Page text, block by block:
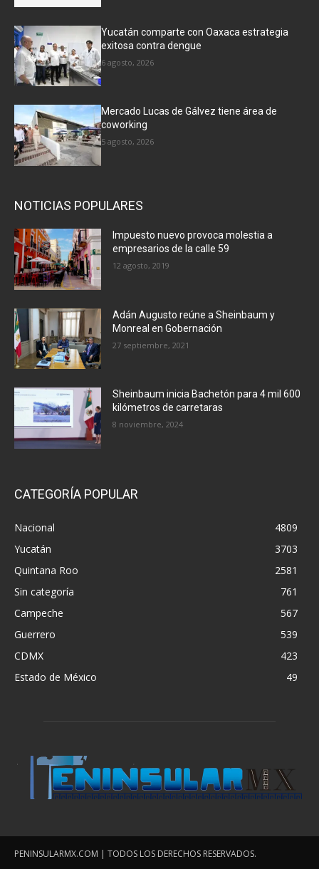
Yucatán comparte con Oaxaca estrategia
exitosa contra dengue
6 agosto, 2026
Mercado Lucas de Gálvez tiene área de
coworking
5 agosto, 2026
NOTICIAS POPULARES
Impuesto nuevo provoca molestia a
empresarios de la calle 59
12 agosto, 2019
Adán Augusto reúne a Sheinbaum y
Monreal en Gobernación
27 septiembre, 2021
Sheinbaum inicia Bachetón para 4 mil 600
kilómetros de carretaras
8 noviembre, 2024
CATEGORÍA POPULAR
Nacional
4809
Yucatán
3703
Quintana Roo
2581
Sin categoría
761
Campeche
567
Guerrero
539
CDMX
423
Estado de México
49
PENINSULARMX.COM | TODOS LOS DERECHOS RESERVADOS.